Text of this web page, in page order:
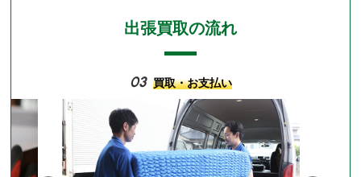
出張買取の流れ
03 買取・お支払い